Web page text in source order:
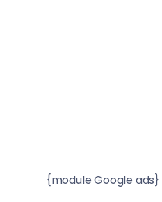
{module Google ads}